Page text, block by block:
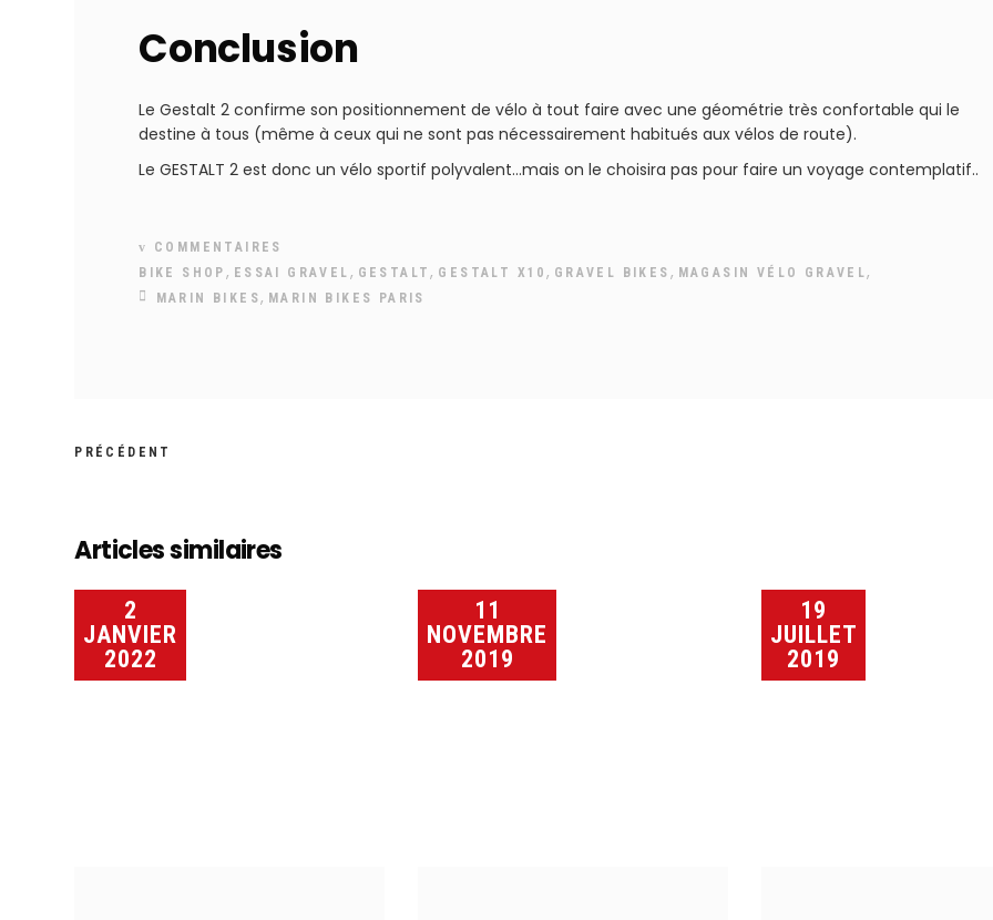
Conclusion
Le Gestalt 2 confirme son positionnement de vélo à tout faire avec une géométrie très confortable qui le
destine à tous (même à ceux qui ne sont pas nécessairement habitués aux vélos de route).
Le GESTALT 2 est donc un vélo sportif polyvalent…mais on le choisira pas pour faire un voyage contemplatif..
COMMENTAIRES
BIKE SHOP , ESSAI GRAVEL , GESTALT, GESTALT X10 , GRAVEL BIKES , MAGASIN VÉLO GRAVEL,
MARIN BIKES, MARIN BIKES PARIS
PRÉCÉDENT
Articles similaires
2
JANVIER
2022
11
NOVEMBRE
2019
19
JUILLET
2019